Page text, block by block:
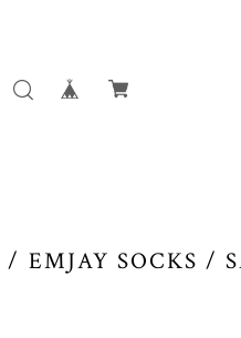
EMJAY SOCKS /